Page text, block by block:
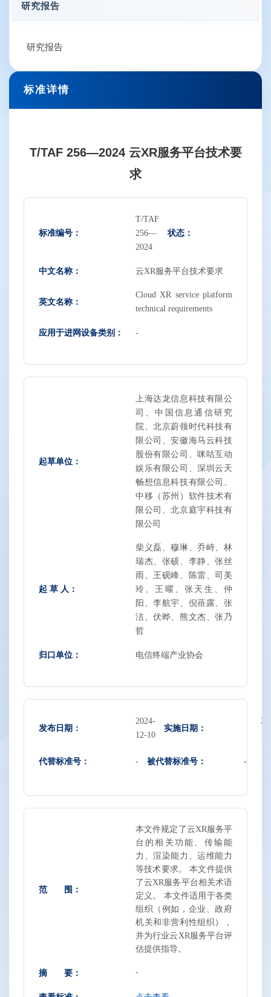
研究报告
研究报告
标准详情
T/TAF 256—2024 云XR服务平台技术要
求
标准编号：
T/TAF
256—
2024
状态：
中文名称： 云XR服务平台技术要求
英文名称：
Cloud XR service platform
technical requirements
应用于进网设备类别： -
起草单位：
上海达龙信息科技有限公
司、中国信息通信研究
院、北京蔚领时代科技有
限公司、安徽海马云科技
股份有限公司、咪咕互动
娱乐有限公司、深圳云天
畅想信息科技有限公司、
中移（苏州）软件技术有
限公司、北京庭宇科技有
限公司
起 草 人：
柴义磊、穆琳、乔峙、林
瑞杰、张硕、李静、张丝
雨、王砚峰、陈雷、司美
玲、王曜、张天生、仲
阳、李航宇、倪蓓露、张
洁、伏晔、熊文杰、张乃
哲
归口单位： 电信终端产业协会
发布日期：
2024-
12-10
实施日期：
代替标准号： - 被代替标准号： -
范 围：
本文件规定了云XR服务平
台的相关功能、传输能
力、渲染能力、运维能力
等技术要求。 本文件提供
了云XR服务平台相关术语
定义。 本文件适用于各类
组织（例如，企业、政府
机关和非营利性组织），
并为行业云XR服务平台评
估提供指导。
摘 要： -